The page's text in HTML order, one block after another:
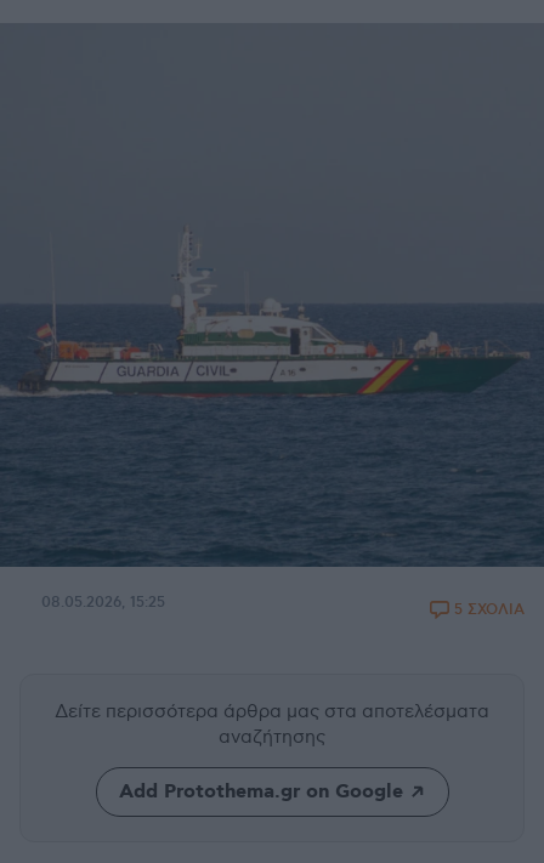
08.05.2026, 15:25 5 ΣΧΟΛΙΑ
Δείτε περισσότερα άρθρα μας στα αποτελέσματα
αναζήτησης
Add Protothema.gr on Google